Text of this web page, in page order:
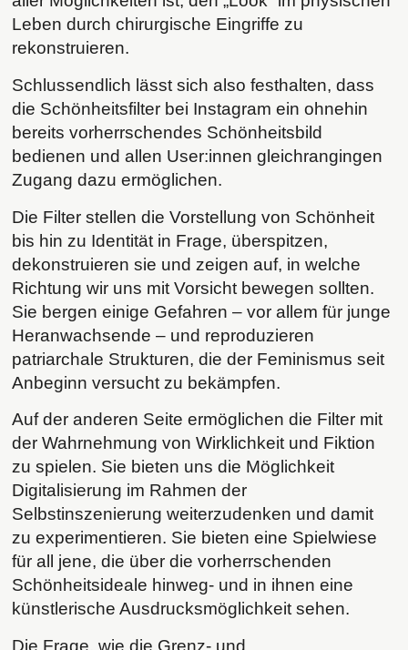
Leben durch chirurgische Eingriffe zu
rekonstruieren.
Schlussendlich lässt sich also festhalten, dass
die Schönheitsfilter bei Instagram ein ohnehin
bereits vorherrschendes Schönheitsbild
bedienen und allen User:innen gleichrangingen
Zugang dazu ermöglichen.
Die Filter stellen die Vorstellung von Schönheit
bis hin zu Identität in Frage, überspitzen,
dekonstruieren sie und zeigen auf, in welche
Richtung wir uns mit Vorsicht bewegen sollten.
Sie bergen einige Gefahren – vor allem für junge
Heranwachsende – und reproduzieren
patriarchale Strukturen, die der Feminismus seit
Anbeginn versucht zu bekämpfen.
Auf der anderen Seite ermöglichen die Filter mit
der Wahrnehmung von Wirklichkeit und Fiktion
zu spielen. Sie bieten uns die Möglichkeit
Digitalisierung im Rahmen der
Selbstinszenierung weiterzudenken und damit
zu experimentieren. Sie bieten eine Spielwiese
für all jene, die über die vorherrschenden
Schönheitsideale hinweg- und in ihnen eine
künstlerische Ausdrucksmöglichkeit sehen.
Die Frage, wie die Grenz- und